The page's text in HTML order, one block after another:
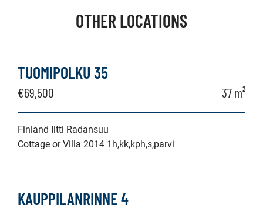
OTHER LOCATIONS
TUOMIPOLKU 35
€69,500 37 m²
Finland Iitti Radansuu
Cottage or Villa 2014 1h,kk,kph,s,parvi
KAUPPILANRINNE 4